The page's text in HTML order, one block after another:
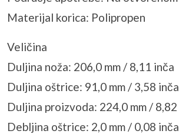
Materijal korica: Polipropen
Veličina
Duljina noža: 206,0 mm / 8,11 inča
Duljina oštrice: 91,0 mm / 3,58 inča
Duljina proizvoda: 224,0 mm /
Debljina oštrice: 2,0 mm / 0,08 inča